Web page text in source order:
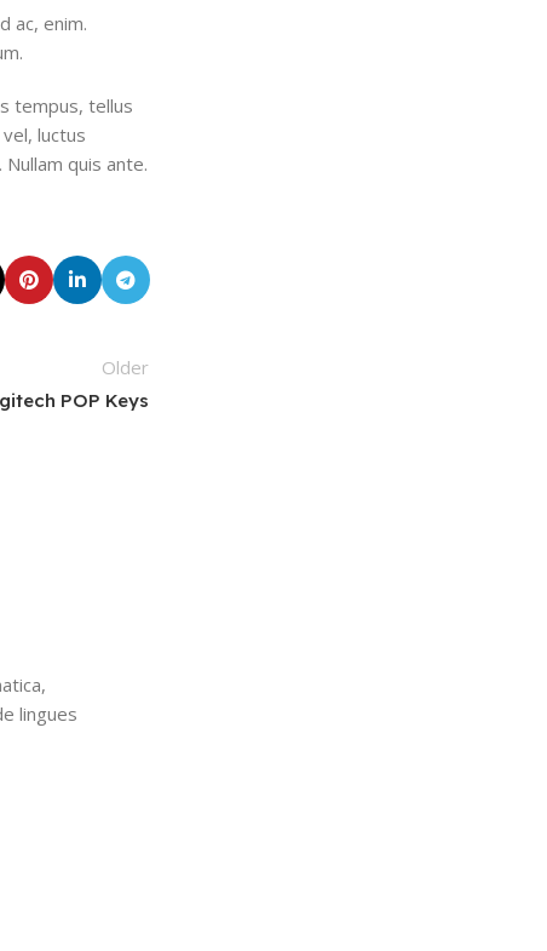
ac, enim.
tempus, tellus
luctus
quis ante.
Older
POP Keys
lingues